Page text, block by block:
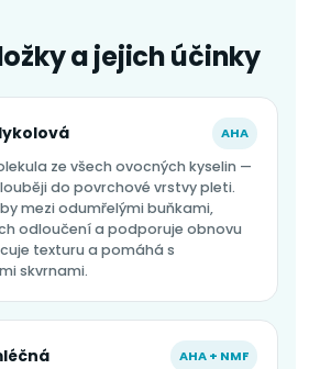
a jejich účinky
AHA
ze všech ovocných kyselin —
do povrchové vrstvy pleti.
mezi odumřelými buňkami,
odloučení a podporuje obnovu
texturu a pomáhá s
skvrnami.
AHA + NMF